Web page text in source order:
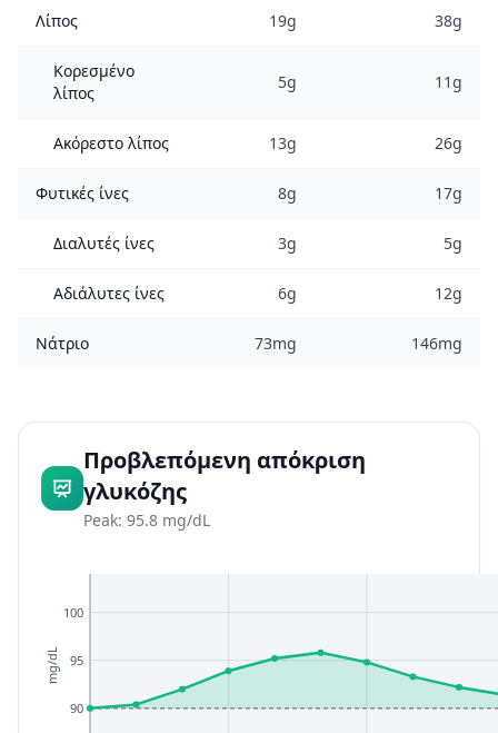
Λίπος 19g 38g
Κορεσμένο
λίπος
5g 11g
Ακόρεστο λίπος 13g 26g
Φυτικές ίνες 8g 17g
Διαλυτές ίνες 3g 5g
Αδιάλυτες ίνες 6g 12g
Νάτριο 73mg 146mg
Προβλεπόμενη απόκριση
γλυκόζης
Peak: 95.8 mg/dL
90
95
100
mg/dL